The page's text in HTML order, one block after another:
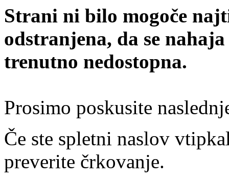
Strani ni bilo mogoče
odstranjena, da se
trenutno nedostopna.
Prosimo poskusite
Če ste spletni naslov
preverite črkovanje.